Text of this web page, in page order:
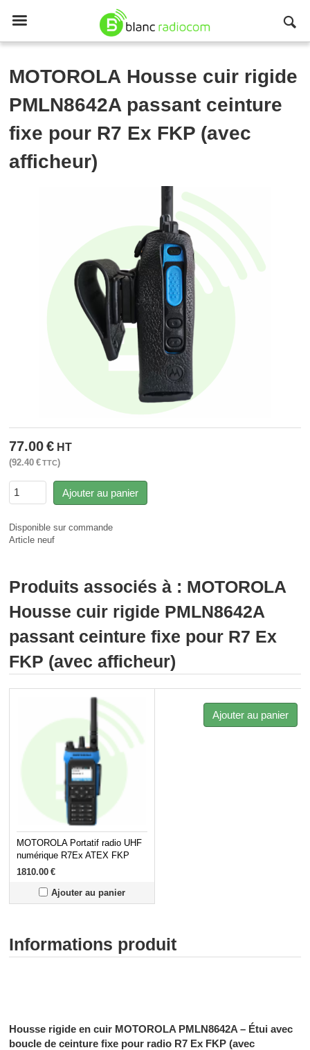

MOTOROLA Housse cuir rigide
PMLN8642A passant ceinture
fixe pour R7 Ex FKP (avec
afficheur)
77.00 € HT
92.40 €TTC
Ajouter au panier
Disponible sur commande
Article neuf
Produits associés à : MOTOROLA
Housse cuir rigide PMLN8642A
passant ceinture fixe pour R7 Ex
FKP (avec afficheur)
MOTOROLA Portatif radio UHF
numérique R7Ex ATEX FKP
1810.00 €
Ajouter au panier
Ajouter au panier
Informations produit
Housse rigide en cuir MOTOROLA PMLN8642A – Étui avec
boucle de ceinture fixe pour radio R7 Ex FKP (avec